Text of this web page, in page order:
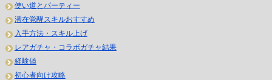
使い道とパーティー
潜在覚醒スキルおすすめ
入手方法・スキル上げ
レアガチャ・コラボガチャ結果
経験値
初心者向け攻略